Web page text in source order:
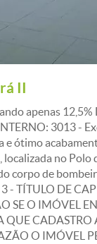
II
apenas
3013 -
ótimo
no
corpo de
- TÍTULO DE
SE O IMÓVEL
O IMÓVEL